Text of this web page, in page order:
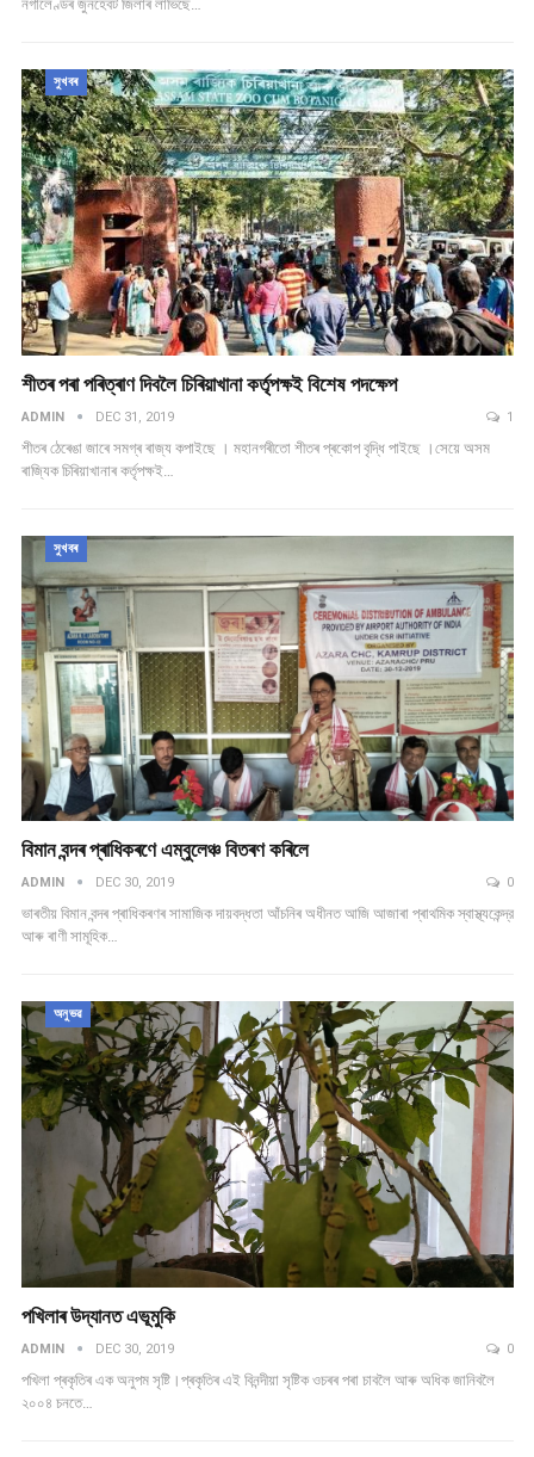
নগালেণ্ডৰ জুনহেবট জিলাৰ লাভিছে…
সুখবৰ
শীতৰ পৰা পৰিত্ৰাণ দিবলৈ চিৰিয়াখানা কৰ্তৃপক্ষই বিশেষ পদক্ষেপ
ADMIN DEC 31, 2019 1
শীতৰ ঠেৰেঙা জাৰে সমগ্ৰ ৰাজ্য কপাইছে । মহানগৰীতো শীতৰ প্ৰকোপ বৃদ্ধি পাইছে ।সেয়ে অসম
ৰাজ্যিক চিৰিয়াখানাৰ কৰ্তৃপক্ষই…
সুখবৰ
বিমান বন্দৰ প্ৰাধিকৰণে এম্বুলেঞ্চ বিতৰণ কৰিলে
ADMIN DEC 30, 2019 0
ভাৰতীয় বিমান বন্দৰ প্ৰাধিকৰণৰ সামাজিক দায়বদ্ধতা আঁচনিৰ অধীনত আজি আজাৰা প্ৰাথমিক স্বাস্থ্যকেন্দ্র
আৰু ৰাণী সামূহিক…
অনুভৱ
পখিলাৰ উদ্যানত এভূমুকি
ADMIN DEC 30, 2019 0
পখিলা প্ৰকৃতিৰ এক অনুপম সৃষ্টি।প্ৰকৃতিৰ এই বিনন্দীয়া সৃষ্টিক ওচৰৰ পৰা চাবলৈ আৰু অধিক জানিবলৈ
২০০৪ চনতে…